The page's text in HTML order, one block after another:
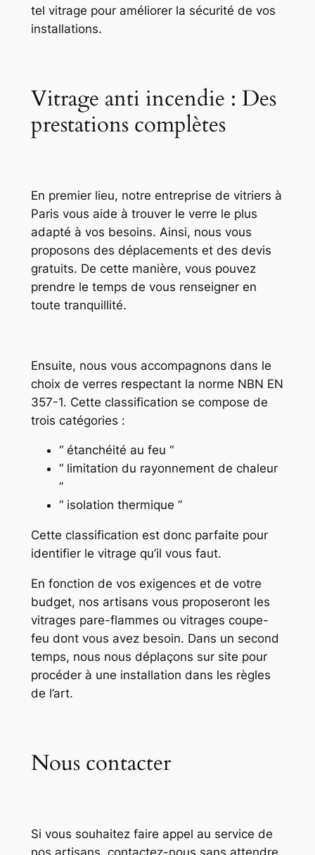
tel vitrage pour améliorer la sécurité de vos
installations.
Vitrage anti incendie : Des
prestations complètes
En premier lieu, notre entreprise de vitriers à
Paris vous aide à trouver le verre le plus
adapté à vos besoins. Ainsi, nous vous
proposons des déplacements et des devis
gratuits. De cette manière, vous pouvez
prendre le temps de vous renseigner en
toute tranquillité.
Ensuite, nous vous accompagnons dans le
choix de verres respectant la norme NBN EN
357-1. Cette classification se compose de
trois catégories :
“ étanchéité au feu “
“ limitation du rayonnement de chaleur
”
“ isolation thermique ”
Cette classification est donc parfaite pour
identifier le vitrage qu’il vous faut.
En fonction de vos exigences et de votre
budget, nos artisans vous proposeront les
vitrages pare-flammes ou vitrages coupe-
feu dont vous avez besoin. Dans un second
temps, nous nous déplaçons sur site pour
procéder à une installation dans les règles
de l’art.
Nous contacter
Si vous souhaitez faire appel au service de
nos artisans, contactez-nous sans attendre.